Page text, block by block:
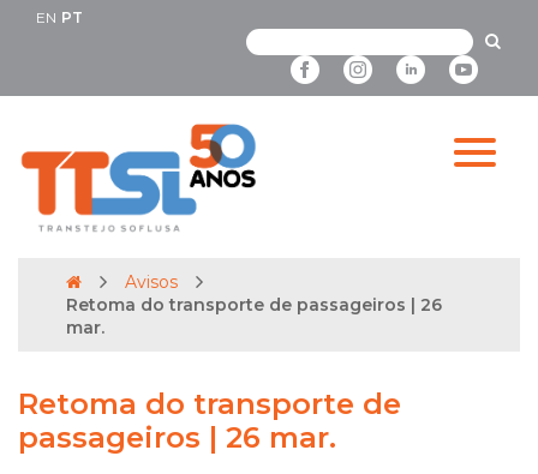
EN PT
Avisos
Retoma do transporte de passageiros | 26
mar.
Retoma do transporte de
passageiros | 26 mar.